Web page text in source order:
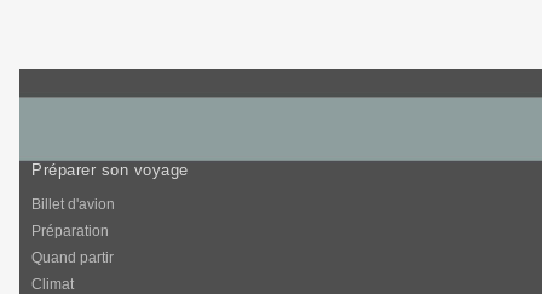
Préparer son voyage
Billet d'avion
Préparation
Quand partir
Climat